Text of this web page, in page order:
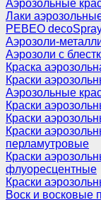
Аэрозольные
Лаки
PEBEO
Аэрозоли-
Аэрозоли с
Краска
Краски
Аэрозольные
Краски
Краски
Краски
перламутровые
Краски
флуоресцентные
Краски
Воск и восковые